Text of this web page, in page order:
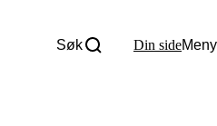
Søk Din sideMeny